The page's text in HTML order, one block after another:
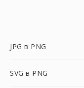
JPG в PNG
SVG в PNG